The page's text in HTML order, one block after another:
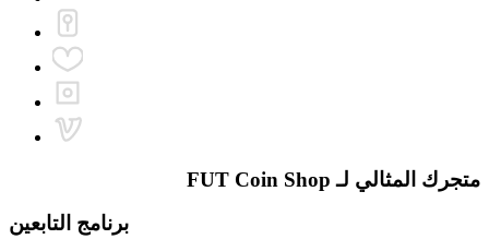
متجرك المثالي لـ FUT Coin Shop
برنامج التابعين